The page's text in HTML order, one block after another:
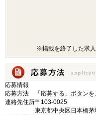
※掲載を終了した求人
応募情報
応募方法
「応募する」ボタン
連絡先住所〒103-0025
東京都中央区日本橋